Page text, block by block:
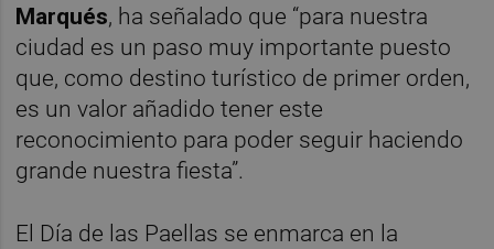
Marqués, ha señalado que “para nuestra
ciudad es un paso muy importante puesto
que, como destino turístico de primer orden,
es un valor añadido tener este
reconocimiento para poder seguir haciendo
grande nuestra fiesta”.
El Día de las Paellas se enmarca en la